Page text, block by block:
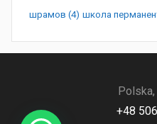
шрамов (4) школа
Polska,
+48